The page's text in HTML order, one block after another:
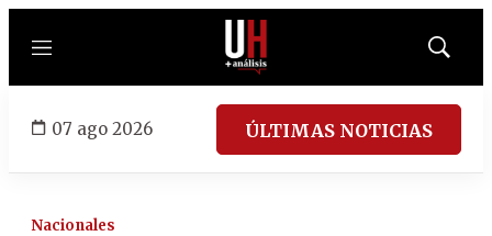
Menú
Mostrar
07 ago 2026 ÚLTIMAS NOTICIAS
Nacionales